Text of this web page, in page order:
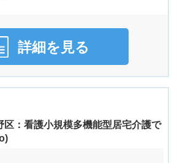
詳細を見る
区：看護小規模多機能型居宅介護で